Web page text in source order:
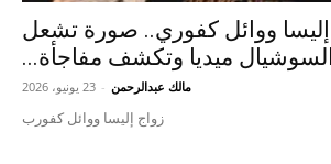
ووائل كفوري.. صورة تشعل
السوشيال ميديا وتكشف مفاجأة...
مالك عبدالرحمن - 23 يونيو، 2026
زواج إليسا ووائل كفورب